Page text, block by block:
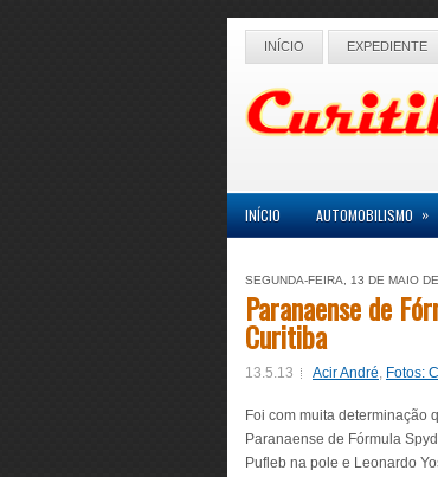
INÍCIO EXPEDIENTE
INÍCIO AUTOMOBILISMO »
SEGUNDA-FEIRA, 13 DE MAIO
Paranaense de
Curitiba
13.5.13 Acir André, Fotos:
Foi com muita determinação
Paranaense de Fórmula
Pufleb na pole e Leonardo